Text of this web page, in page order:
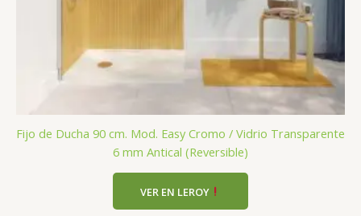
Fijo de Ducha 90 cm. Mod. Easy Cromo / Vidrio Transparente
6 mm Antical (Reversible)
VER EN LEROY